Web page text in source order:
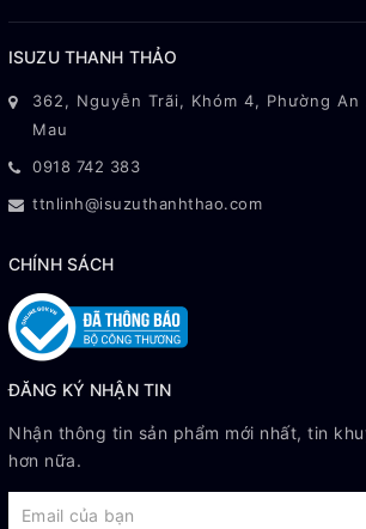
ISUZU THANH THẢO
362, Nguyễn Trãi, Khóm 4, Phường An
Mau
0918 742 383
ttnlinh@isuzuthanhthao.com
CHÍNH SÁCH
ĐĂNG KÝ NHẬN TIN
Nhận thông tin sản phẩm mới nhất, tin
hơn nữa.